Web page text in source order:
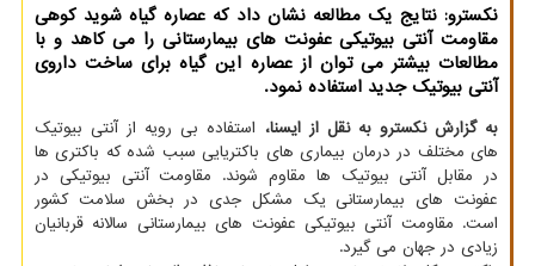
نكسترو: نتایج یك مطالعه نشان داد كه عصاره گیاه شوید كوهی
مقاومت آنتی بیوتیكی عفونت های بیمارستانی را می كاهد و با
مطالعات بیشتر می توان از عصاره این گیاه برای ساخت داروی
آنتی بیوتیك جدید استفاده نمود.
به گزارش نکسترو به نقل از ایسنا، استفاده بی رویه از آنتی بیوتیک
های مختلف در درمان بیماری های باکتریایی سبب شده که باکتری ها
در مقابل آنتی بیوتیک ها مقاوم شوند. مقاومت آنتی بیوتیکی در
عفونت های بیمارستانی یک مشکل جدی در بخش سلامت کشور
است. مقاومت آنتی بیوتیکی عفونت های بیمارستانی سالانه قربانیان
زیادی در جهان می گیرد.